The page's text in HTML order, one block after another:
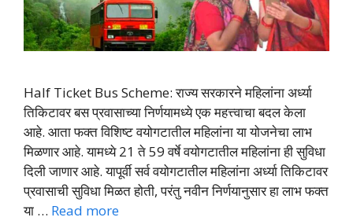
Half Ticket Bus Scheme: राज्य सरकारने महिलांना अर्ध्या
तिकिटावर बस प्रवासाच्या निर्णयामध्ये एक महत्त्वाचा बदल केला
आहे. आता फक्त विशिष्ट वयोगटातील महिलांना या योजनेचा लाभ
मिळणार आहे. यामध्ये 21 ते 59 वर्षे वयोगटातील महिलांना ही सुविधा
दिली जाणार आहे. यापूर्वी सर्व वयोगटातील महिलांना अर्ध्या तिकिटावर
प्रवासाची सुविधा मिळत होती, परंतु नवीन निर्णयानुसार हा लाभ फक्त
या … Read more